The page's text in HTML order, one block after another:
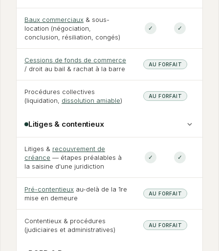
Baux commerciaux & sous-
location (négociation,
conclusion, résiliation, congés)
✓ ✓
Cessions de fonds de commerce
/ droit au bail & rachat à la barre
AU FORFAIT
Procédures collectives
(liquidation, dissolution amiable)
AU FORFAIT
Litiges &contentieux
Litiges & recouvrement de
créance — étapes préalables à
la saisine d'une juridiction
✓ ✓
Pré-contentieux au-delà de la 1re
mise en demeure
AU FORFAIT
Contentieux & procédures
(judiciaires et administratives)
AU FORFAIT